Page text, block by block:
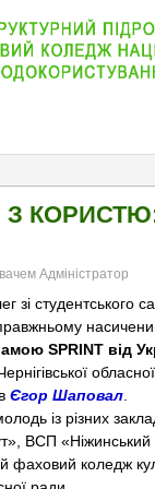
З
Адміністратор
зі студентського
SPRINT від
Єгор Шаповал
із різних
ВСП
коледж